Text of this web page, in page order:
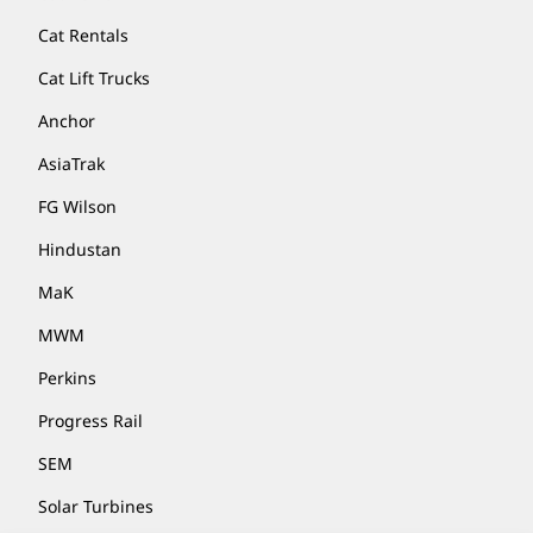
Cat Rentals
Cat Lift Trucks
Anchor
AsiaTrak
FG Wilson
Hindustan
MaK
MWM
Perkins
Progress Rail
SEM
Solar Turbines